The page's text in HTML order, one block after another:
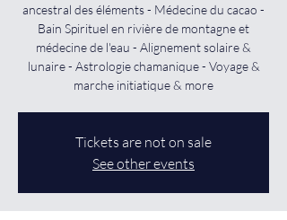
ancestral des éléments - Médecine du cacao -
Bain Spirituel en rivière de montagne et
médecine de l'eau - Alignement solaire &
lunaire - Astrologie chamanique - Voyage &
marche initiatique & more
Tickets are not on sale
See other events